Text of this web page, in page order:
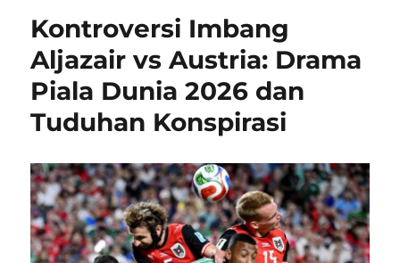
r
d
n
o
i
Kontroversi Imbang
Aljazair vs Austria: Drama
Piala Dunia 2026 dan
Tuduhan Konspirasi